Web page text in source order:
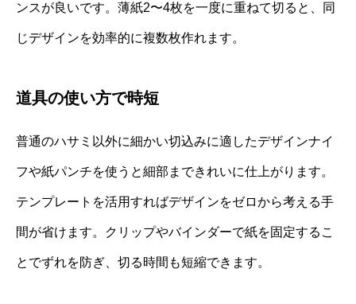
ンスが良いです。薄紙2〜4枚を一度に重ねて切ると、同
じデザインを効率的に複数枚作れます。
道具の使い方で時短
普通のハサミ以外に細かい切込みに適したデザインナイ
フや紙パンチを使うと細部まできれいに仕上がります。
テンプレートを活用すればデザインをゼロから考える手
間が省けます。クリップやバインダーで紙を固定するこ
とでずれを防ぎ、切る時間も短縮できます。